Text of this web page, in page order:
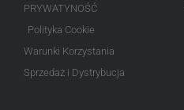
PRYWATYNOŚĆ
Polityka Cookie
Warunki Korzystania
Sprzedaż i Dystrybucja